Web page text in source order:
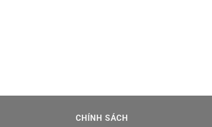
CHÍNH SÁCH